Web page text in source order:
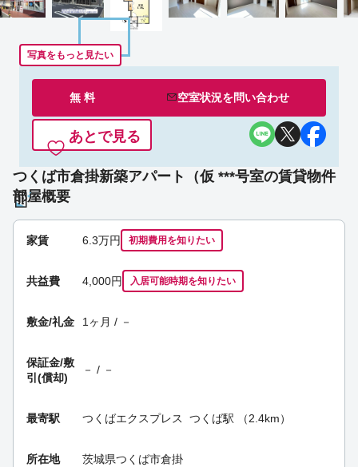
写真をもっと見たい
無 料 空室状況を問い合わせ
あとで見る
つくば市倉掛新築アパート（仮 ***号室の賃貸物件
部屋概要
家賃 6.3万円 初期費用を知りたい
共益費 4,000円 入居可能時期を知りたい
敷金/礼金 1ヶ月 / －
保証金/敷
引(償却)
－ / －
最寄駅 つくばエクスプレス つくば駅 （2.4km）
所在地 茨城県つくば市倉掛